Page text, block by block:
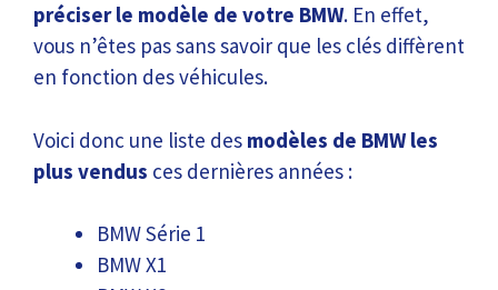
préciser le modèle de votre BMW. En effet,
vous n’êtes pas sans savoir que les clés diffèrent
en fonction des véhicules.
Voici donc une liste des modèles de BMW les
plus vendus ces dernières années :
BMW Série 1
BMW X1